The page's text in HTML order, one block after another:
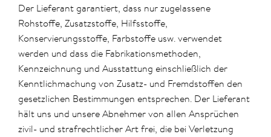
Der Lieferant garantiert, dass nur zugelassene
Rohstoffe, Zusatzstoffe, Hilfsstoffe,
Konservierungsstoffe, Farbstoffe usw. verwendet
werden und dass die Fabrikationsmethoden,
Kennzeichnung und Ausstattung einschließlich der
Kenntlichmachung von Zusatz- und Fremdstoffen den
gesetzlichen Bestimmungen entsprechen. Der Lieferant
hält uns und unsere Abnehmer von allen Ansprüchen
zivil- und strafrechtlicher Art frei, die bei Verletzung